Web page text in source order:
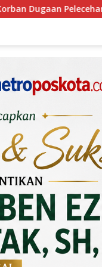
Psikolog